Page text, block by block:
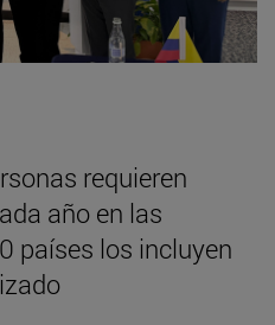
requieren
año en las
países los incluyen